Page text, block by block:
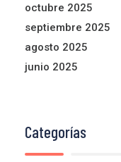
octubre 2025
septiembre 2025
agosto 2025
junio 2025
Categorías